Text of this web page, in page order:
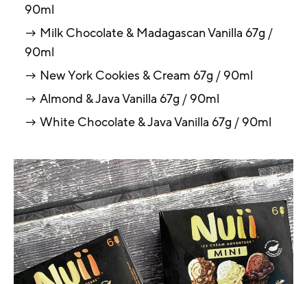
90ml
Milk Chocolate & Madagascan Vanilla 67g /
90ml
New York Cookies & Cream 67g / 90ml
Almond & Java Vanilla 67g / 90ml
White Chocolate & Java Vanilla 67g / 90ml